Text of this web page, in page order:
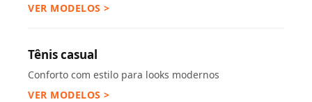
VER MODELOS >
Tênis casual
Conforto com estilo para looks modernos
VER MODELOS >